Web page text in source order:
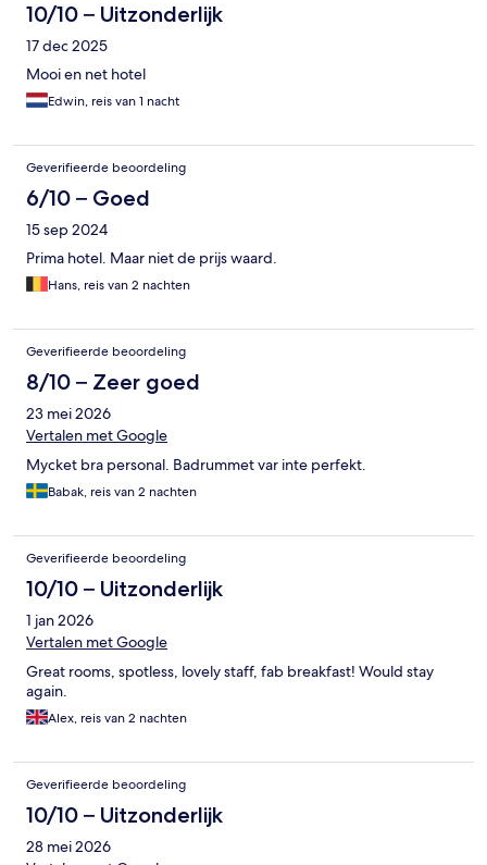
10/10 – Uitzonderlijk
17 dec 2025
Mooi en net hotel
Edwin, reis van 1 nacht
Geverifieerde beoordeling
6/10 – Goed
15 sep 2024
Prima hotel. Maar niet de prijs waard.
Hans, reis van 2 nachten
Geverifieerde beoordeling
8/10 – Zeer goed
23 mei 2026
Vertalen met Google
Mycket bra personal. Badrummet var inte perfekt.
Babak, reis van 2 nachten
Geverifieerde beoordeling
10/10 – Uitzonderlijk
1 jan 2026
Vertalen met Google
Great rooms, spotless, lovely staff, fab breakfast! Would stay
again.
Alex, reis van 2 nachten
Geverifieerde beoordeling
10/10 – Uitzonderlijk
28 mei 2026